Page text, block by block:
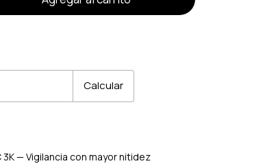
Calcular
3K — Vigilancia con mayor nitidez